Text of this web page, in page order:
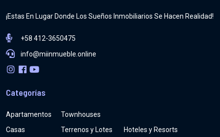
¡Estas En Lugar Donde Los Sueños Inmobiliarios Se Hacen Realidad!
+58 412-3650475
info@miinmueble.online
Categorías
Apartamentos
Casas
Townhouses
Terrenos y Lotes
Hoteles y Resorts